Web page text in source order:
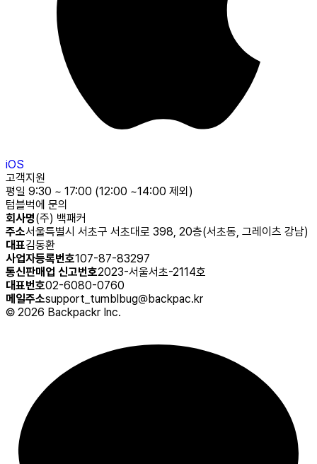
iOS
고객지원
평일 9:30 ~ 17:00 (12:00 ~14:00 제외)
텀블벅에 문의
회사명(주) 백패커
주소서울특별시 서초구 서초대로 398, 20층(서초동, 그레이츠 강남)
대표김동환
사업자등록번호107-87-83297
통신판매업 신고번호2023-서울서초-2114호
대표번호02-6080-0760
메일주소support_tumblbug@backpac.kr
© 2026 Backpackr Inc.